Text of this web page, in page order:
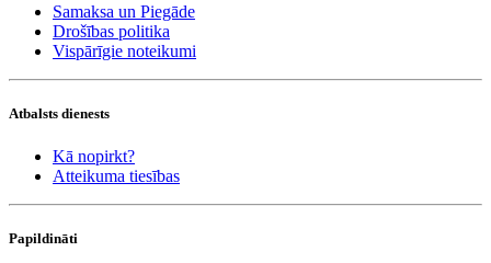
Samaksa un Piegāde
Drošības politika
Vispārīgie noteikumi
Atbalsts dienests
Kā nopirkt?
Atteikuma tiesības
Papildināti